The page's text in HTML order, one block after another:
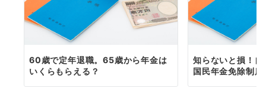
60歳で定年退職。65歳から年金は
いくらもらえる？
知らないと損！
国民年金免除制度